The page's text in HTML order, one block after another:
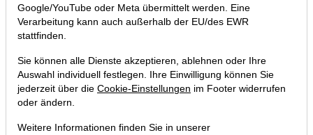
Google/YouTube oder Meta übermittelt werden. Eine
Verarbeitung kann auch außerhalb der EU/des EWR
stattfinden.
Sie können alle Dienste akzeptieren, ablehnen oder Ihre
Auswahl individuell festlegen. Ihre Einwilligung können Sie
jederzeit über die Cookie-Einstellungen im Footer widerrufen
oder ändern.
Weitere Informationen finden Sie in unserer